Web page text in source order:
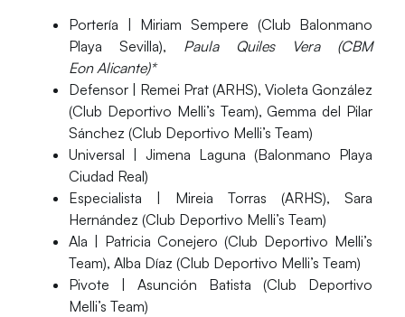
Portería | Miriam Sempere (Club Balonmano
Playa Sevilla), Paula Quiles Vera (CBM
Eon Alicante)*
Defensor| Remei Prat (ARHS), Violeta González
(Club Deportivo Melli’s Team), Gemma del Pilar
Sánchez (Club Deportivo Melli’s Team)
Universal | Jimena Laguna (Balonmano Playa
Ciudad Real)
Especialista | Mireia Torras (ARHS), Sara
Hernández (Club Deportivo Melli’s Team)
Ala | Patricia Conejero (Club Deportivo Melli’s
Team), Alba Díaz (Club Deportivo Melli’s Team)
Pivote | Asunción Batista (Club Deportivo
Melli’s Team)